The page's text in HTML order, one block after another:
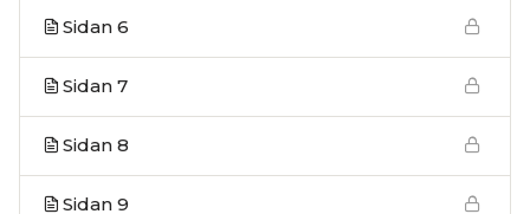
Sidan 6
Sidan 7
Sidan 8
Sidan 9